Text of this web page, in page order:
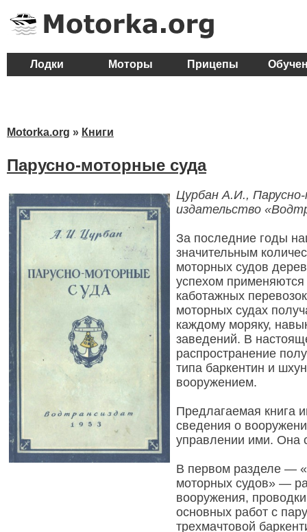
Лодки Моторы Прицепы
Motorka.org » Книги
Парусно-моторные суда
Цурбан А.И.,
издательство
За последние годы
значительным
моторных судов
успехом
каботажных
моторных судах
каждому моряку,
заведений. В
распространение
типа баркентин и
вооружением.
Предлагаемая книга
сведения о
управлении ими. Она
В первом разделе —
моторных судов» —
вооружения,
основных работ с
трехмачтовой